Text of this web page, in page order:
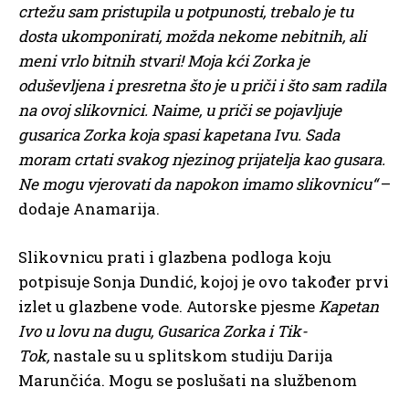
crtežu sam pristupila u potpunosti, trebalo je tu
dosta ukomponirati, možda nekome nebitnih, ali
meni vrlo bitnih stvari! Moja kći Zorka je
oduševljena i presretna što je u priči i što sam radila
na ovoj slikovnici. Naime, u priči se pojavljuje
gusarica Zorka koja spasi kapetana Ivu. Sada
moram crtati svakog njezinog prijatelja kao gusara.
Ne mogu vjerovati da napokon imamo slikovnicu“–
dodaje Anamarija.
Slikovnicu prati i glazbena podloga koju
potpisuje Sonja Dundić, kojoj je ovo također prvi
izlet u glazbene vode. Autorske pjesmeKapetan
Ivo u lovu na dugu, Gusarica Zorka i Tik-
Tok, nastale su u splitskom studiju Darija
Marunčića. Mogu se poslušati na službenom